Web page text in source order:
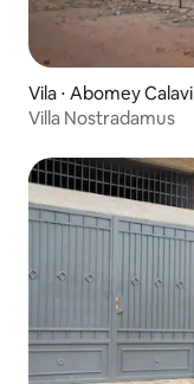
Vila ⋅ Abomey Calavi
Villa Nostradamus